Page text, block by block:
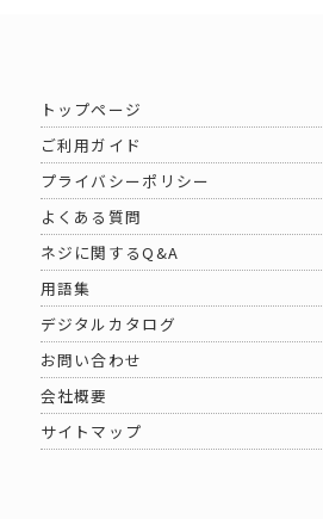
トップページ
ご利用ガイド
プライバシーポリシー
よくある質問
ネジに関するQ&A
用語集
デジタルカタログ
お問い合わせ
会社概要
サイトマップ